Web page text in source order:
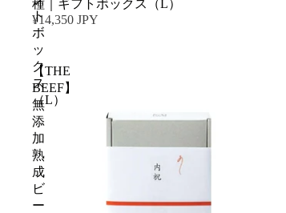
ト
ボ
ッ
ク
ス
（L）
種｜ギフトボックス（L）
¥14,350 JPY
【THE
BEEF】
無
添
加
熟
成
ビ
ー